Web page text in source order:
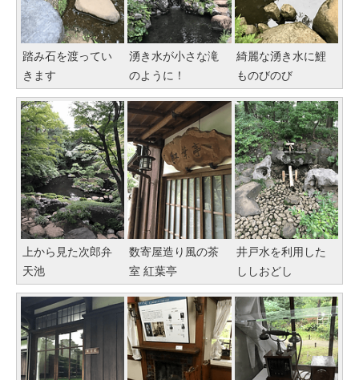
踏み石を渡ってい
きます
湧き水が小さな滝
のように！
綺麗な湧き水に鯉
ものびのび
上から見た次郎弁
天池
数寄屋造り風の茶
室 紅葉亭
井戸水を利用した
ししおどし